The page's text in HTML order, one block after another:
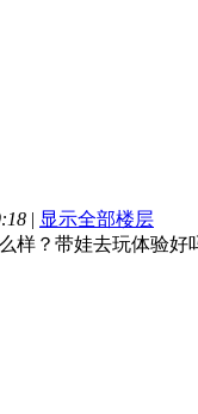
| 显示全部楼层
样？带娃去玩体验好